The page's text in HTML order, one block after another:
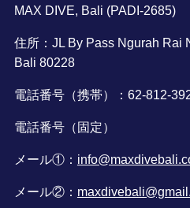
MAX DIVE, Bali (PADI-2685)
住所：JL By Pass Ngurah Rai
Bali 80228
電話番号（携帯）：62-812-
電話番号（固定）
メール①：
メール②：